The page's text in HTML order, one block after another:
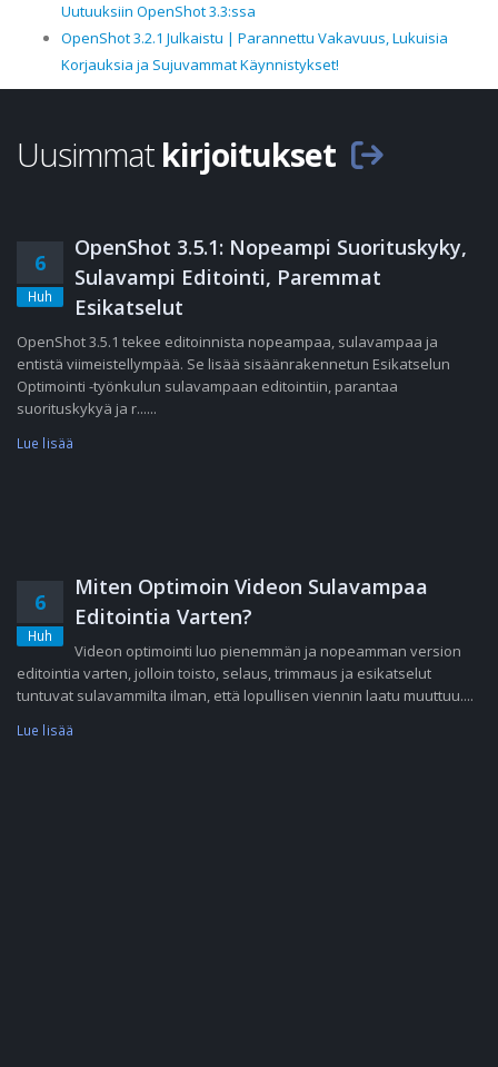
Uutuuksiin OpenShot 3.3:ssa
OpenShot 3.2.1 Julkaistu | Parannettu Vakavuus, Lukuisia
Korjauksia ja Sujuvammat Käynnistykset!
Uusimmat kirjoitukset
6
Huh
OpenShot 3.5.1: Nopeampi Suorituskyky,
Sulavampi Editointi, Paremmat
Esikatselut
OpenShot 3.5.1 tekee editoinnista nopeampaa, sulavampaa ja
entistä viimeistellympää. Se lisää sisäänrakennetun Esikatselun
Optimointi -työnkulun sulavampaan editointiin, parantaa
suorituskykyä ja r......
Lue lisää
6
Huh
Miten Optimoin Videon Sulavampaa
Editointia Varten?
Videon optimointi luo pienemmän ja nopeamman version
editointia varten, jolloin toisto, selaus, trimmaus ja esikatselut
tuntuvat sulavammilta ilman, että lopullisen viennin laatu muuttuu....
Lue lisää